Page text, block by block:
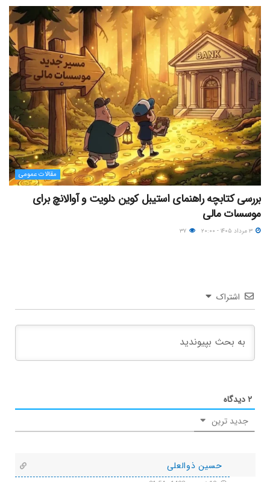
مقالات عمومی
بررسی کتابچه راهنمای استیبل کوین دلویت و آوالانچ برای
موسسات مالی
اشتراک
۲دیدگاه
جدید ترین
حسین ذوالعلی